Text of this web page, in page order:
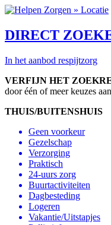
DIRECT
In het aanbod respijtzorg
VERFIJN HET
door één of meer keuzes
THUIS/BUITENSHUIS
Geen voorkeur
Gezelschap
Verzorging
Praktisch
24-uurs zorg
Buurtactiviteiten
Dagbesteding
Logeren
Vakantie/Uitstapjes